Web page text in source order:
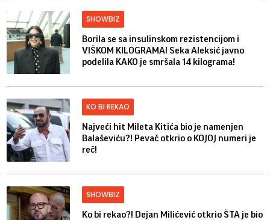
SHOWBIZ
Borila se sa insulinskom rezistencijom i
VIŠKOM KILOGRAMA! Seka Aleksić javno
podelila KAKO je smršala 14 kilograma!
KO BI REKAO
Najveći hit Mileta Kitića bio je namenjen
Balaševiću?! Pevač otkrio o KOJOJ numeri je
reč!
SHOWBIZ
Ko bi rekao?! Dejan Milićević otkrio ŠTA je bio